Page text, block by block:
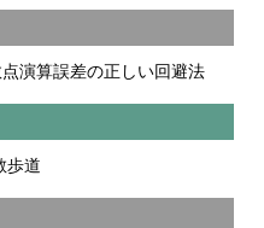
演算誤差の正しい回避法
歩道